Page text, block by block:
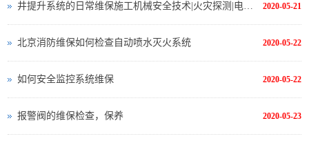
2020-05-21
井提升系统的日常维保施工机械安全技术|火灾探测|电气测试
2020-05-22
北京消防维保如何检查自动喷水灭火系统
2020-05-22
如何安全监控系统维保
2020-05-23
报警阀的维保检查，保养